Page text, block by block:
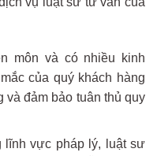
môn và có nhiều kinh
của quý khách hàng
và đảm bảo tuân thủ quy
lĩnh vực pháp lý, luật sư